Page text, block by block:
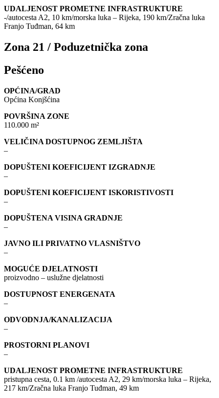
UDALJENOST PROMETNE INFRASTRUKTURE
-/autocesta A2, 10 km/morska luka – Rijeka, 190 km/Zračna luka
Franjo Tuđman, 64 km
Zona 21 / Poduzetnička zona
Pešćeno
OPĆINA/GRAD
Općina Konjšćina
POVRŠINA ZONE
110.000 m²
VELIČINA DOSTUPNOG ZEMLJIŠTA
–
DOPUŠTENI KOEFICIJENT IZGRADNJE
–
DOPUŠTENI KOEFICIJENT ISKORISTIVOSTI
–
DOPUŠTENA VISINA GRADNJE
–
JAVNO ILI PRIVATNO VLASNIŠTVO
–
MOGUĆE DJELATNOSTI
proizvodno – uslužne djelatnosti
DOSTUPNOST ENERGENATA
–
ODVODNJA/KANALIZACIJA
–
PROSTORNI PLANOVI
–
UDALJENOST PROMETNE INFRASTRUKTURE
pristupna cesta, 0.1 km /autocesta A2, 29 km/morska luka – Rijeka,
217 km/Zračna luka Franjo Tuđman, 49 km